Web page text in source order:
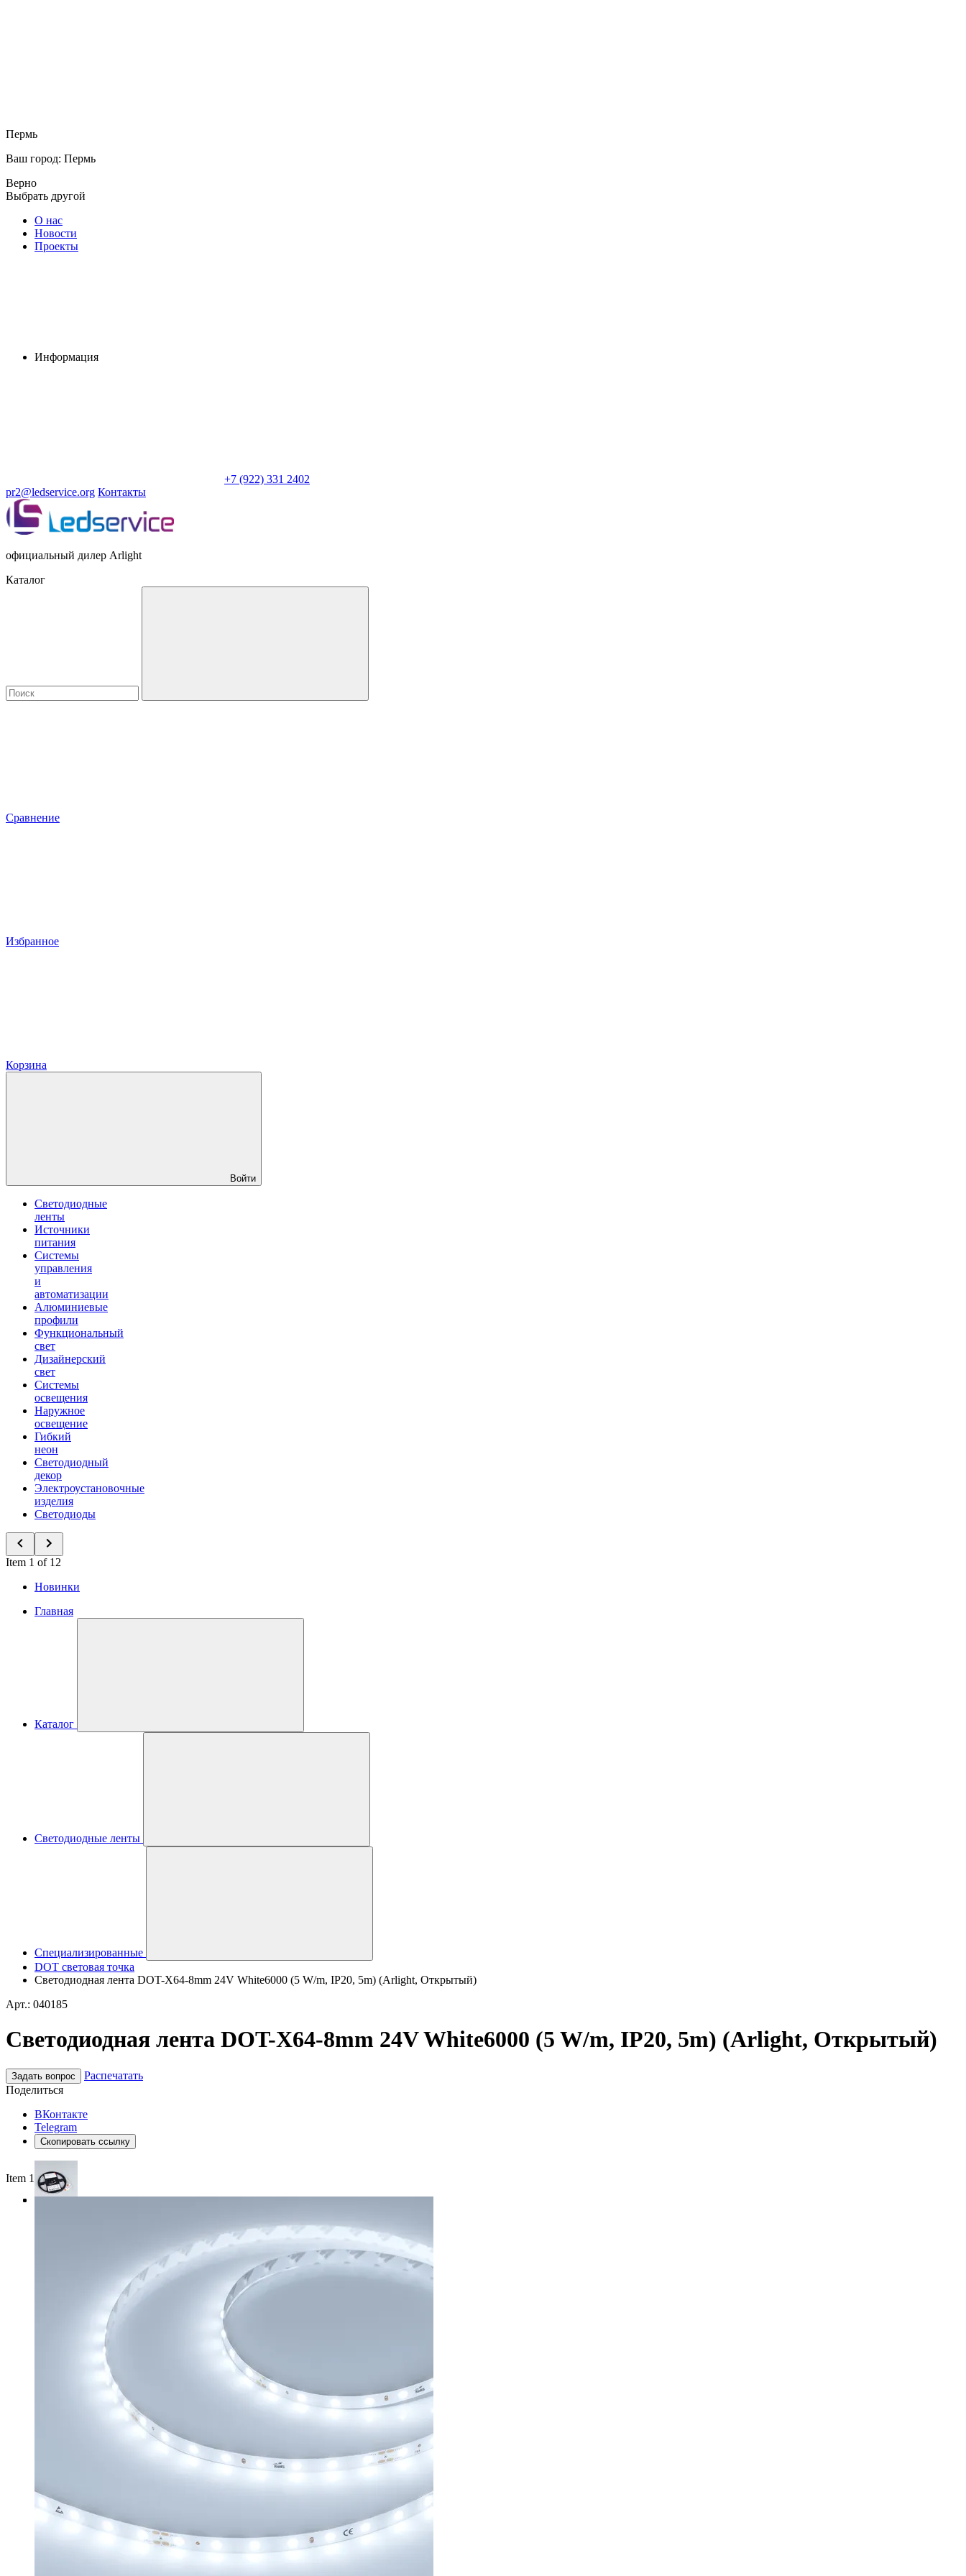
Пермь
Ваш город: Пермь
Верно
Выбрать другой
О нас
Новости
Проекты
Информация
+7 (922) 331 2402
pr2@ledservice.org Контакты
официальный дилер Arlight
Каталог
Сравнение
Избранное
Корзина
Войти
Светодиодные
ленты
Источники
питания
Системы
управления
и
автоматизации
Алюминиевые
профили
Функциональный
свет
Дизайнерский
свет
Системы
освещения
Наружное
освещение
Гибкий
неон
Светодиодный
декор
Электроустановочные
изделия
Светодиоды
Item 1 of 12
Новинки
Главная
Каталог
Светодиодные ленты
Специализированные
DOT световая точка
Светодиодная лента DOT-X64-8mm 24V White6000 (5 W/m, IP20, 5m) (Arlight, Открытый)
Арт.: 040185
Светодиодная лента DOT-X64-8mm 24V White6000 (5 W/m, IP20, 5m) (Arlight, Открытый)
Задать вопрос
Распечатать
Поделиться
ВКонтакте
Telegram
Скопировать ссылку
Item 1 of 3